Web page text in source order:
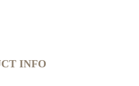
INFO